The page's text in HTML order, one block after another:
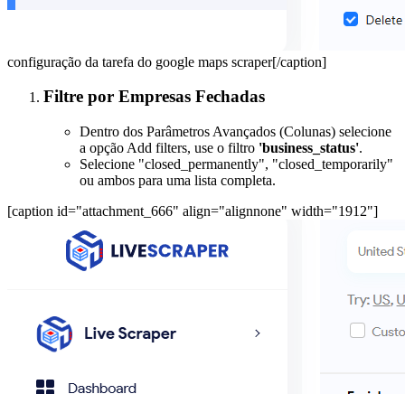
configuração da tarefa do google maps scraper[/caption]
Filtre por Empresas Fechadas
Dentro dos Parâmetros Avançados (Colunas) selecione
a opção Add filters, use o filtro 'business_status'.
Selecione "closed_permanently", "closed_temporarily"
ou ambos para uma lista completa.
[caption id="attachment_666" align="alignnone" width="1912"]